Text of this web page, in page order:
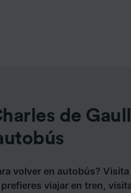
de
volver en autobús? Visita
prefieres viajar en tren,